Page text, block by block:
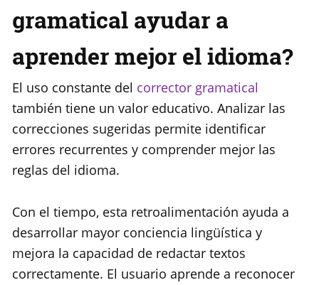
gramatical ayudar a
aprender mejor el idioma?
El uso constante del corrector gramatical
también tiene un valor educativo. Analizar las
correcciones sugeridas permite identificar
errores recurrentes y comprender mejor las
reglas del idioma.
Con el tiempo, esta retroalimentación ayuda a
desarrollar mayor conciencia lingüística y
mejora la capacidad de redactar textos
correctamente. El usuario aprende a reconocer